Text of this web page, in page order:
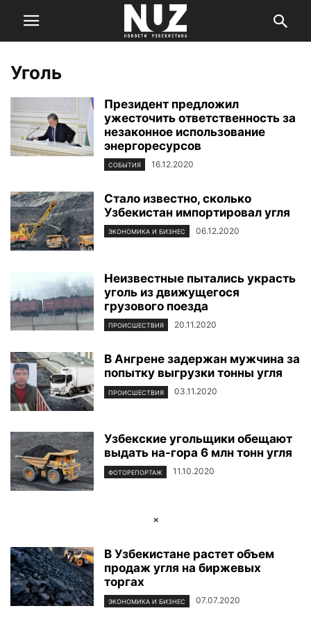
Уголь
Президент предложил
ужесточить ответственность за
незаконное использование
энергоресурсов
СОБЫТИЯ 16.12.2020
Стало известно, сколько
Узбекистан импортировал угля
ЭКОНОМИКА И БИЗНЕС 06.12.2020
Неизвестные пытались украсть
уголь из движущегося
грузового поезда
ПРОИСШЕСТВИЯ 20.11.2020
В Ангрене задержан мужчина за
попытку выгрузки тонны угля
ПРОИСШЕСТВИЯ 03.11.2020
Узбекские угольщики обещают
выдать на-гора 6 млн тонн угля
ФОТОРЕПОРТАЖ 11.10.2020
×
В Узбекистане растет объем
продаж угля на биржевых
торгах
ЭКОНОМИКА И БИЗНЕС 07.07.2020